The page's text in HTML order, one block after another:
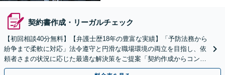
契約書作成・リーガルチェック
【初回相談40分無料】【弁護士歴18年の豊富な実績】「予防法務から
紛争まで柔軟に対応」法令遵守と円滑な職場環境の両立を目指し、依
頼者さまの状況に応じた最適な解決策をご提案「契約作成からコンプ
ライアンス体制構築まで、幅広い法的課題に対応」